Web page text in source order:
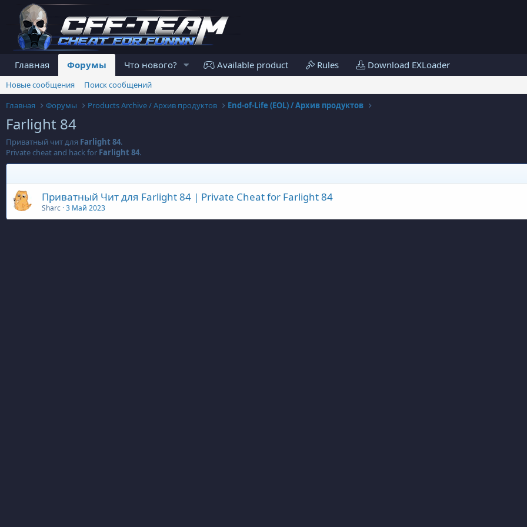
Главная Форумы Что нового? Available product Rules Download EXLoader
Новые сообщения
Поиск сообщений
Главная
Форумы Products Archive / Архив продуктов End-of-Life (EOL) / Архив продуктов
Farlight 84
Приватный чит для Farlight 84.
Private cheat and hack for Farlight 84.
Приватный Чит для Farlight 84 | Private Cheat for Farlight 84
Sharc 3 Май 2023